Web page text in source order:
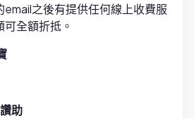
之後有提供任何線上收費服
全額折抵。
助